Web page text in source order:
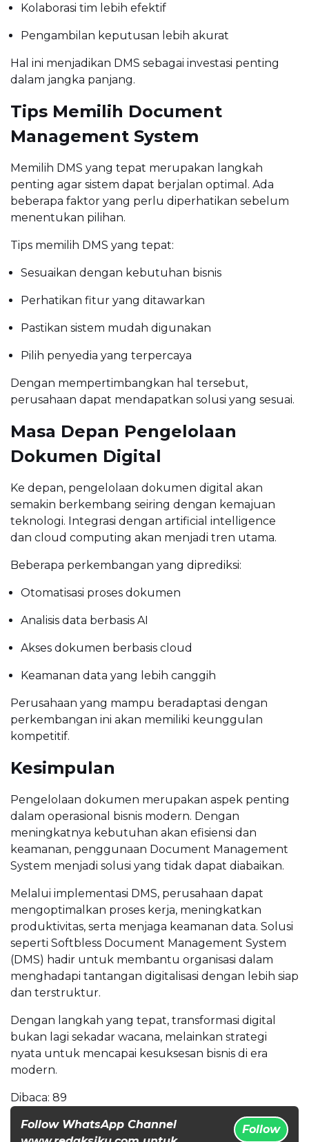
Kolaborasi tim lebih efektif
Pengambilan keputusan lebih akurat
Hal ini menjadikan DMS sebagai investasi penting
dalam jangka panjang.
Tips Memilih Document
Management System
Memilih DMS yang tepat merupakan langkah
penting agar sistem dapat berjalan optimal. Ada
beberapa faktor yang perlu diperhatikan sebelum
menentukan pilihan.
Tips memilih DMS yang tepat:
Sesuaikan dengan kebutuhan bisnis
Perhatikan fitur yang ditawarkan
Pastikan sistem mudah digunakan
Pilih penyedia yang terpercaya
Dengan mempertimbangkan hal tersebut,
perusahaan dapat mendapatkan solusi yang sesuai.
Masa Depan Pengelolaan
Dokumen Digital
Ke depan, pengelolaan dokumen digital akan
semakin berkembang seiring dengan kemajuan
teknologi. Integrasi dengan artificial intelligence
dan cloud computing akan menjadi tren utama.
Beberapa perkembangan yang diprediksi:
Otomatisasi proses dokumen
Analisis data berbasis AI
Akses dokumen berbasis cloud
Keamanan data yang lebih canggih
Perusahaan yang mampu beradaptasi dengan
perkembangan ini akan memiliki keunggulan
kompetitif.
Kesimpulan
Pengelolaan dokumen merupakan aspek penting
dalam operasional bisnis modern. Dengan
meningkatnya kebutuhan akan efisiensi dan
keamanan, penggunaan Document Management
System menjadi solusi yang tidak dapat diabaikan.
Melalui implementasi DMS, perusahaan dapat
mengoptimalkan proses kerja, meningkatkan
produktivitas, serta menjaga keamanan data. Solusi
seperti Softbless Document Management System
(DMS) hadir untuk membantu organisasi dalam
menghadapi tantangan digitalisasi dengan lebih siap
dan terstruktur.
Dengan langkah yang tepat, transformasi digital
bukan lagi sekadar wacana, melainkan strategi
nyata untuk mencapai kesuksesan bisnis di era
modern.
Dibaca: 89
Follow WhatsApp Channel
Follow